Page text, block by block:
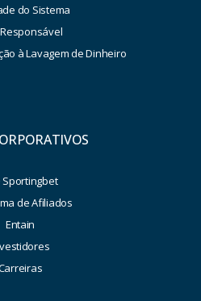
do Sistema
Responsável
à Lavagem de Dinheiro
Sportingbet
de Afiliados
Entain